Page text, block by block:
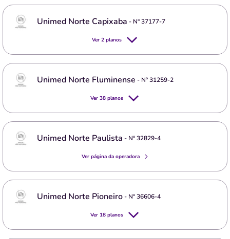
Unimed Norte Capixaba - Nº37177-7
Ver 2 planos
Unimed Norte Fluminense - Nº31259-2
Ver 38 planos
Unimed Norte Paulista - Nº32829-4
Ver página da operadora
Unimed Norte Pioneiro- Nº36606-4
Ver 18 planos